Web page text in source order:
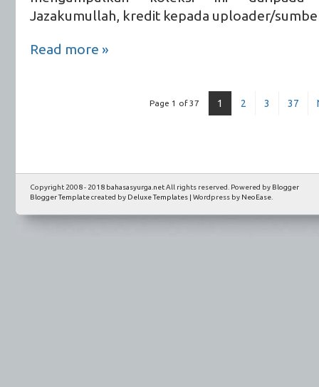
Jazakumullah, kredit kepada uploader/
Read more »
Page 1 of 37 1 2 3 37
Copyright 2008 - 2018 bahasasyurga.netAll rights reserved. Powered by Blogger
Blogger Templatecreated by Deluxe Templates | Wordpress by NeoEase